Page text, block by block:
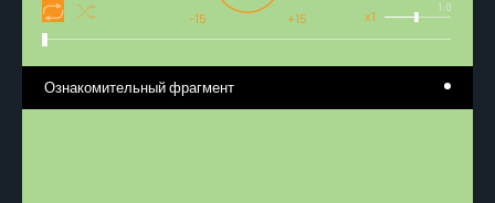
1.0
x1
-15 +15
Ознакомительный фрагмент